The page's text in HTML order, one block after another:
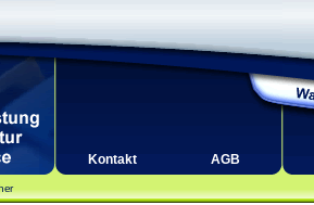
Kontakt AGB